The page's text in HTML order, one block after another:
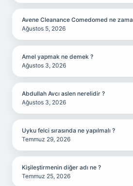
Avene Cleanance Comedomed ne
Ağustos 5, 2026
Amel yapmak ne demek ?
Ağustos 3, 2026
Abdullah Avcı aslen nerelidir ?
Ağustos 3, 2026
Uyku felci sırasında ne yapılmalı ?
Temmuz 29, 2026
Kişileştirmenin diğer adı ne ?
Temmuz 25, 2026